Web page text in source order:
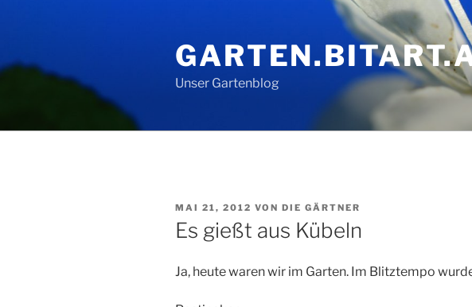
Unser Gartenblog
VERÖFFENTLICHT
AM
MAI 21, 2012 VON DIE GÄRTNER
Es gießt aus Kübeln
Ja, heute waren wir im Garten. Im Blitztempo